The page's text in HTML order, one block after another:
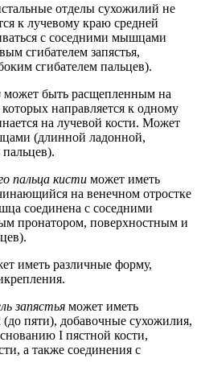
отделы сухожилий не
к лучевому краю средней
с соседними мышцами
сгибателем запястья,
сгибателем пальцев).
может быть расщепленным на
направляется к одному
на лучевой кости. Может
(длинной ладонной,
пальца кисти может иметь
на венечном отростке
соединена с соседними
пронатором, поверхностным и
иметь различные форму,
запястья может иметь
пяти), добавочные сухожилия,
I пястной кости,
а также соединения с